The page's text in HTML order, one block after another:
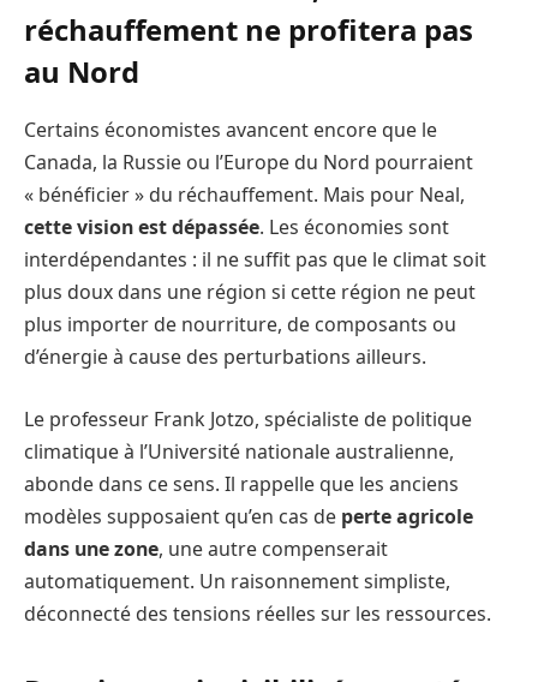
réchauffement ne profitera pas
au Nord
Certains économistes avancent encore que le
Canada, la Russie ou l’Europe du Nord pourraient
« bénéficier » du réchauffement. Mais pour Neal,
cette vision est dépassée. Les économies sont
interdépendantes : il ne suffit pas que le climat soit
plus doux dans une région si cette région ne peut
plus importer de nourriture, de composants ou
d’énergie à cause des perturbations ailleurs.
Le professeur Frank Jotzo, spécialiste de politique
climatique à l’Université nationale australienne,
abonde dans ce sens. Il rappelle que les anciens
modèles supposaient qu’en cas de perte agricole
dans une zone, une autre compenserait
automatiquement. Un raisonnement simpliste,
déconnecté des tensions réelles sur les ressources.